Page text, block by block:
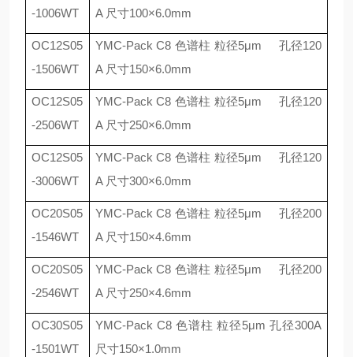
-1006WT
A 尺寸100×6.0mm
OC12S05
-1506WT
YMC-Pack C8 色谱柱 粒径5μm 孔径120
A 尺寸150×6.0mm
OC12S05
-2506WT
YMC-Pack C8 色谱柱 粒径5μm 孔径120
A 尺寸250×6.0mm
OC12S05
-3006WT
YMC-Pack C8 色谱柱 粒径5μm 孔径120
A 尺寸300×6.0mm
OC20S05
-1546WT
YMC-Pack C8 色谱柱 粒径5μm 孔径200
A 尺寸150×4.6mm
OC20S05
-2546WT
YMC-Pack C8 色谱柱 粒径5μm 孔径200
A 尺寸250×4.6mm
OC30S05
-1501WT
YMC-Pack C8 色谱柱 粒径5μm孔径300A
尺寸150×1.0mm